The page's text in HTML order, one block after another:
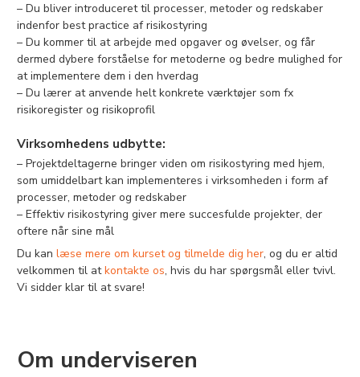
– Du bliver introduceret til processer, metoder og redskaber
indenfor best practice af risikostyring
– Du kommer til at arbejde med opgaver og øvelser, og får
dermed dybere forståelse for metoderne og bedre mulighed for
at implementere dem i den hverdag
– Du lærer at anvende helt konkrete værktøjer som fx
risikoregister og risikoprofil
Virksomhedens udbytte:
– Projektdeltagerne bringer viden om risikostyring med hjem,
som umiddelbart kan implementeres i virksomheden i form af
processer, metoder og redskaber
– Effektiv risikostyring giver mere succesfulde projekter, der
oftere når sine mål
Du kan læse mere om kurset og tilmelde dig her, og du er altid
velkommen til atkontakte os, hvis du har spørgsmål eller tvivl.
Vi sidder klar til at svare!
Om underviseren